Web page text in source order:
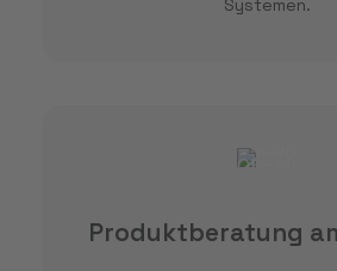
Systemen.
Produktberatung